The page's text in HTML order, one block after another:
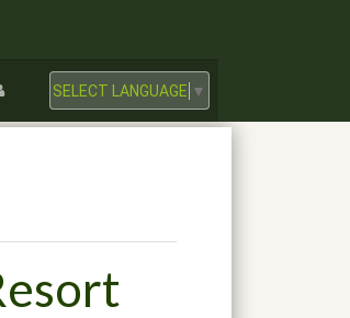
SELECT LANGUAGE ▼